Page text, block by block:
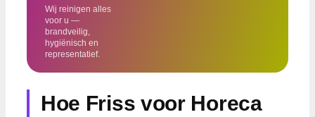
Wij reinigen alles
voor u —
brandveilig,
hygiënisch en
representatief.
Hoe Friss voor Horeca